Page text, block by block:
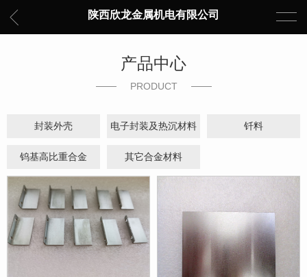
陕西欣龙金属机电有限公司
产品中心
PRODUCT
封装外壳 电子封装及热沉材料 钎料
钨基高比重合金 其它合金材料